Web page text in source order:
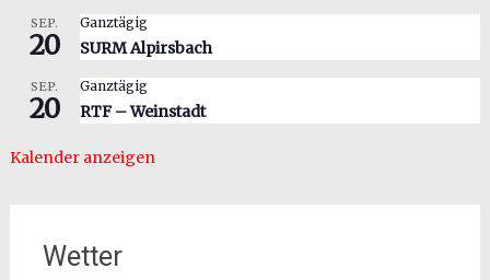
SEP.
20
Ganztägig
SURM Alpirsbach
SEP.
20
Ganztägig
RTF – Weinstadt
Kalender anzeigen
Wetter